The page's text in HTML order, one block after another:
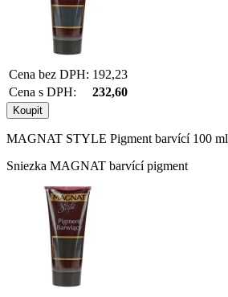
Cena bez DPH: 192,23
Cena s DPH:
232,60
MAGNAT STYLE Pigment barvící 100 ml
Sniezka MAGNAT barvící pigment